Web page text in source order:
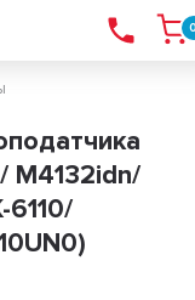
M4132idn/
6110/